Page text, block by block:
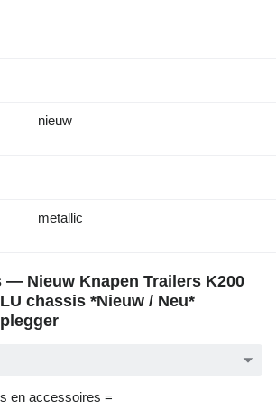
nieuw
metallic
— Nieuw Knapen Trailers K200
chassis *Nieuw / Neu*
en accessoires =